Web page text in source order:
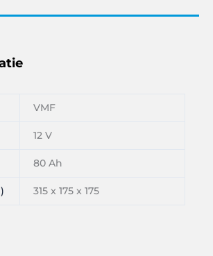
VMF
12 V
80 Ah
315 x 175 x 175